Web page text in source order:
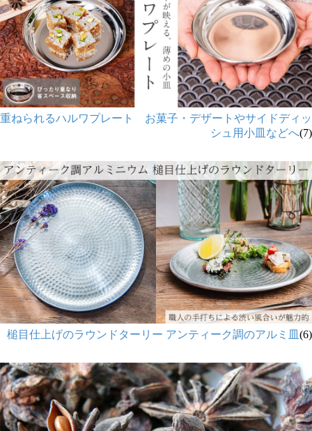
重ねられるハルワプレート お菓子・デザートやサイドディッ
シュ用小皿などへ(7)
槌目仕上げのラウンドターリー アンティーク調のアルミ皿 (6)